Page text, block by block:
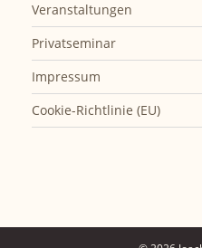
Veranstaltungen
Privatseminar
Impressum
Cookie-Richtlinie (EU)